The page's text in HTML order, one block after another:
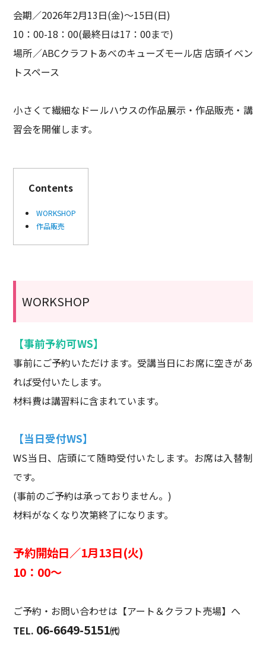
会期／2026年2月13日(金)～15日(日)
10：00-18：00(最終日は17：00まで)
場所／ABCクラフトあべのキューズモール店 店頭イベン
トスペース
小さくて繊細なドールハウスの作品展示・作品販売・講
習会を開催します。
Contents
WORKSHOP
作品販売
WORKSHOP
【事前予約可WS】
事前にご予約いただけます。受講当日にお席に空きがあ
れば受付いたします。
材料費は講習料に含まれています。
【当日受付WS】
WS当日、店頭にて随時受付いたします。お席は入替制
です。
(事前のご予約は承っておりません。)
材料がなくなり次第終了になります。
予約開始日／1月13日(火)
10：00～
ご予約・お問い合わせは【アート＆クラフト売場】へ
TEL. 06-6649-5151㈹